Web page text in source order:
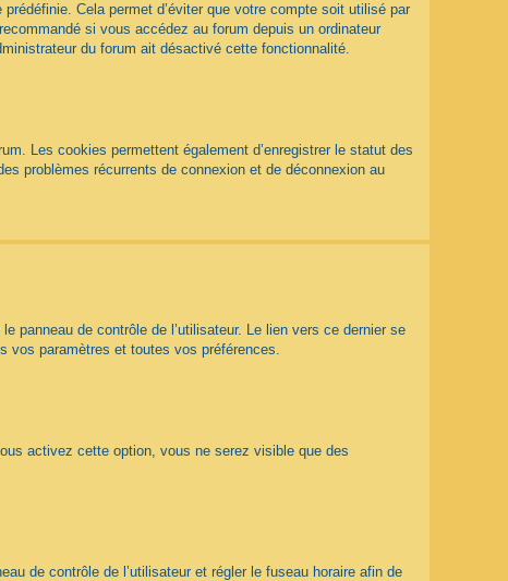
Cela permet d’éviter que votre compte soit utilisé par
si vous accédez au forum depuis un ordinateur
du forum ait désactivé cette fonctionnalité.
Les cookies permettent également d’enregistrer le statut des
problèmes récurrents de connexion et de déconnexion au
panneau de contrôle de l’utilisateur. Le lien vers ce dernier se
vos paramètres et toutes vos préférences.
activez cette option, vous ne serez visible que des
de contrôle de l’utilisateur et régler le fuseau horaire afin de